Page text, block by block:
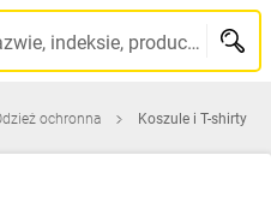
Szukaj po nazwie, indeksie, producencie, kodzie kreskowym...
ochronna Koszule i T-shirty